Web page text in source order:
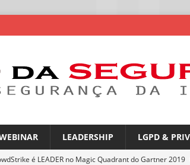
LEADERSHIP LGPD &
é LEADER no Magic Quadrant do Gartner 2019